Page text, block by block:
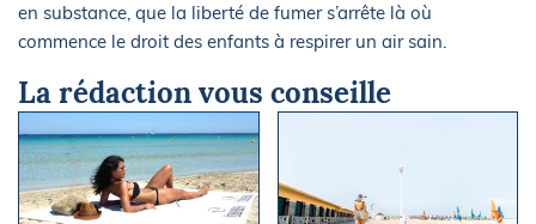
en substance, que la liberté de fumer s’arrête là où
commence le droit des enfants à respirer un air sain.
La rédaction vous conseille